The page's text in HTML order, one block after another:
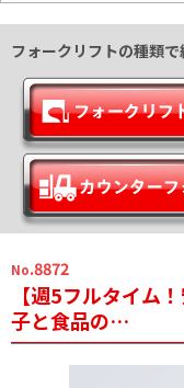
フォークリフトの種類で
No.8872
【週5フルタイム
子と食品の…